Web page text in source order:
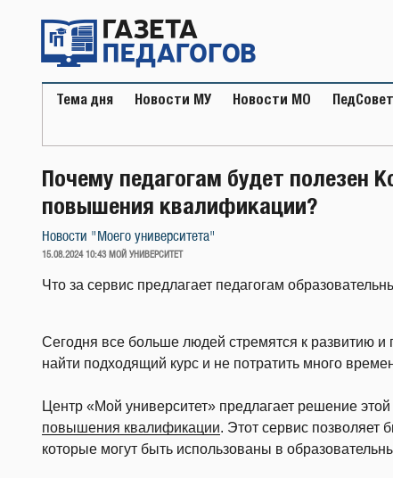
содержимому
Тема дня Новости МУ Новости МО ПедСовет
Почему педагогам будет полезен
повышения квалификации?
Новости "Моего университета"
ОПУБЛИКОВАНО
15.08.2024 10:43 МОЙ УНИВЕРСИТЕТ
Что за сервис предлагает педагогам
Сегодня все больше людей стремятся к развитию
найти подходящий курс и не потратить много
Центр «Мой университет» предлагает решение
повышения квалификации. Этот сервис позволяет
которые могут быть использованы в